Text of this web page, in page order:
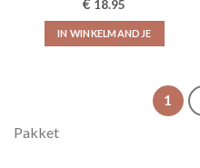
€ 18.95
IN WINKELMANDJE
1
Pakket